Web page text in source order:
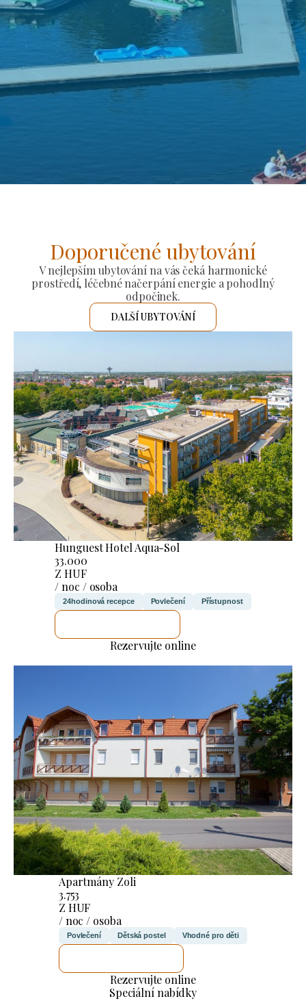
Doporučené ubytování
V nejlepším ubytování na vás čeká harmonické
prostředí, léčebné načerpání energie a pohodlný
odpočinek.
DALŠÍ UBYTOVÁNÍ
Hunguest Hotel Aqua-Sol
33.000
Z HUF
/ noc / osoba
24hodinová recepce Povlečení Přístupnost
Rezervujte online
Apartmány Zoli
3.753
Z HUF
/ noc / osoba
Povlečení Dětská postel Vhodné pro děti
Rezervujte online
Speciální nabídky